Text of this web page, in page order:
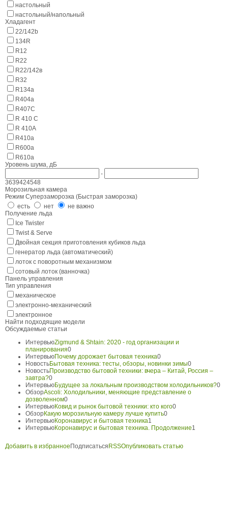
настольный
настольный/напольный
Хладагент
22/142b
134R
R12
R22
R22/142в
R32
R134a
R404а
R407C
R 410 C
R 410A
R410a
R600a
R610a
Уровень шума, дБ
-
3639424548
Морозильная камера
Режим Суперзаморозка (Быстрая заморозка)
есть
нет
не важно
Получение льда
Ice Twister
Twist & Serve
Двойная секция приготовления кубиков льда
генератор льда (автоматический)
лоток с поворотным механизмом
сотовый лоток (ванночка)
Панель управления
Тип управления
механическое
электронно-механический
электронное
Найти подходящие модели
Обсуждаемые статьи
ИнтервьюZigmund & Shtain: 2020 - год организации и
планирования0
ИнтервьюПочему дорожает бытовая техника0
НовостьБытовая техника: тесты, обзоры, новинки зимы0
НовостьПроизводство бытовой техники: вчера – Китай, Россия –
завтра?0
ИнтервьюБудущее за локальным производством холодильников?0
ОбзорAscoli: Холодильники, меняющие представление о
дозволенном0
ИнтервьюКовид и рынок бытовой техники: кто кого0
ОбзорКакую морозильную камеру лучше купить0
ИнтервьюКоронавирус и бытовая техника1
ИнтервьюКоронавирус и бытовая техника. Продолжение1
Добавить в избранное Подписаться RSSОпубликовать статью